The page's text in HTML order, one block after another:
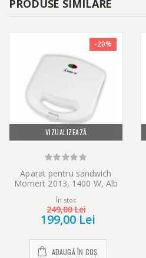
PRODUSE SIMILARE
VIZUALIZEAZĂ
-20%
Aparat pentru sandwich
Momert 2013, 1400 W, Alb
În stoc
249,00 Lei
199,00 Lei
ADAUGĂ ÎN COȘ